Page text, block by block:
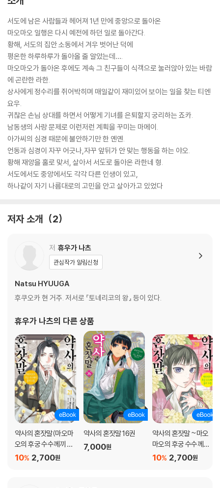
서도에 남은 사람들과 헤어져 1년 만에 중앙으로 돌아온
마오마오 일행은 다시 예전에 하던 일로 돌아간다.
황해, 서도의 집안 소동에서 겨우 벗어난 덕에
평온한 하루하루가 돌아올 줄 알았는데….
마오마오가 돌아온 후에도 계속 그 친구들이 식객으로 눌러앉아 있는 바람
에 곤란한 라한.
상사에게 정수리를 쥐어박히며 매일같이 재미있어 보이는 일을 찾는 티엔
요우.
귀찮은 손님 상대를 하면서 어떻게 기녀를 은퇴할지 궁리하는 죠카.
남동생의 사랑 문제로 이런저런 계획을 꾸미는 마메이.
아가씨의 심경 때문에 불안하기만 한 옌옌.
언동과 심경이 자꾸 어긋나,자꾸 앞뒤가 안 맞는 행동을 하는 야오.
황해 재앙을 홀로 맞서, 살아서 서도로 돌아온 라한네 형.
서도에서도 중앙에서도 각각 다른 인생이 있고,
하나같이 자기 나름대로의 고민을 안고 살아가고 있었다
저자 소개 2
저 휴우가 나츠
관심작가 알림신청
Natsu HYUUGA
후쿠오카 현 거주. 저서로 『토네리코의 왕』 등이 있다.
휴우가 나츠의 다른 상품
약사의 혼잣말(마오마
오의 후궁 수수께끼 풀
이수첩) 21권
2,700원
10%
약사의 혼잣말 16권
7,000원
약사의 혼잣말 ~마오
마오의 후궁 수수께끼
풀이수첩~ 20권
2,700원
10%